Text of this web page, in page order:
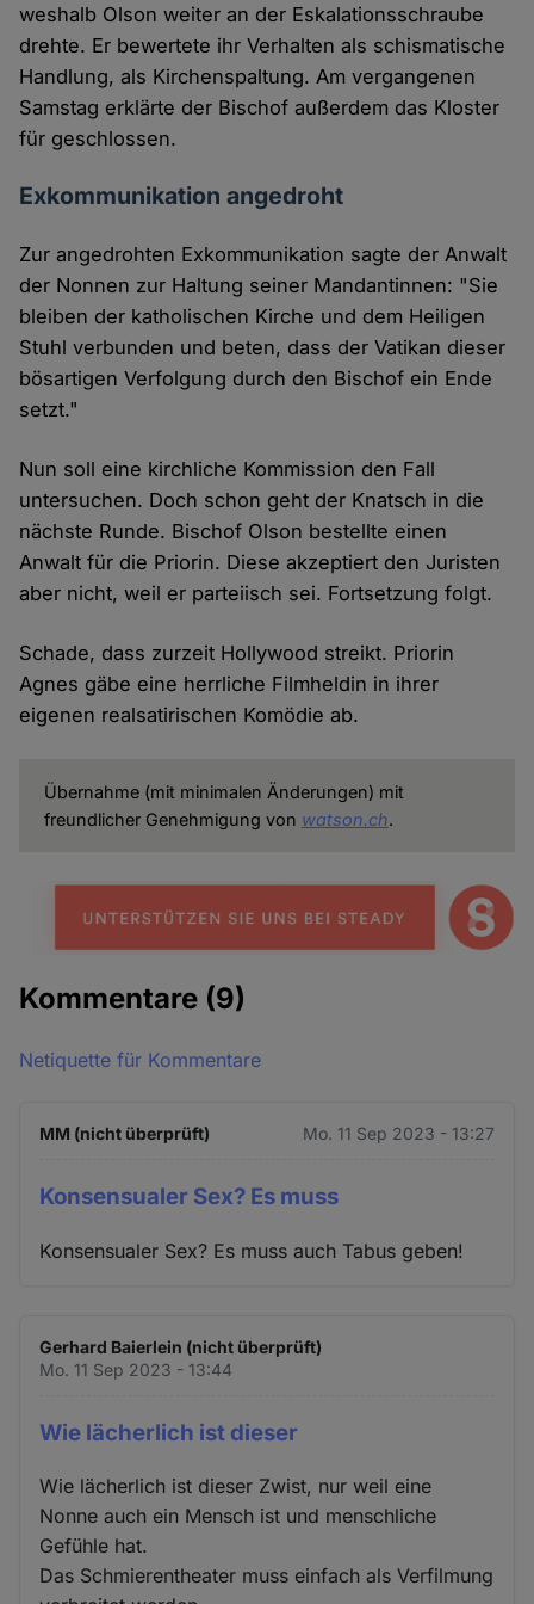
weshalb Olson weiter an der Eskalationsschraube
drehte. Er bewertete ihr Verhalten als schismatische
Handlung, als Kirchenspaltung. Am vergangenen
Samstag erklärte der Bischof außerdem das Kloster
für geschlossen.
Exkommunikation angedroht
Zur angedrohten Exkommunikation sagte der Anwalt
der Nonnen zur Haltung seiner Mandantinnen: "Sie
bleiben der katholischen Kirche und dem Heiligen
Stuhl verbunden und beten, dass der Vatikan dieser
bösartigen Verfolgung durch den Bischof ein Ende
setzt."
Nun soll eine kirchliche Kommission den Fall
untersuchen. Doch schon geht der Knatsch in die
nächste Runde. Bischof Olson bestellte einen
Anwalt für die Priorin. Diese akzeptiert den Juristen
aber nicht, weil er parteiisch sei. Fortsetzung folgt.
Schade, dass zurzeit Hollywood streikt. Priorin
Agnes gäbe eine herrliche Filmheldin in ihrer
eigenen realsatirischen Komödie ab.
Übernahme (mit minimalen Änderungen) mit
freundlicher Genehmigung von watson.ch.
Kommentare (9)
Netiquette für Kommentare
MM (nicht überprüft) Mo. 11 Sep 2023 - 13:27
Konsensualer Sex? Es muss
Konsensualer Sex? Es muss auch Tabus geben!
Gerhard Baierlein (nicht überprüft)
Mo. 11 Sep 2023 - 13:44
Wie lächerlich ist dieser
Wie lächerlich ist dieser Zwist, nur weil eine
Nonne auch ein Mensch ist und menschliche
Gefühle hat.
Das Schmierentheater muss einfach als Verfilmung